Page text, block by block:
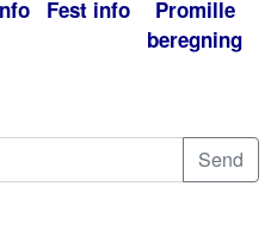
Fest info
Promille
beregning